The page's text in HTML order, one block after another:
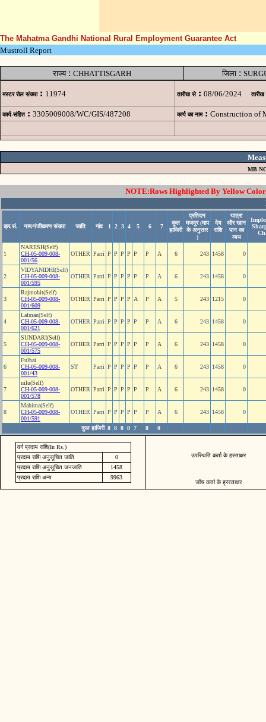
The Mahatma Gandhi National Rural Employment Guarantee Act
Mustroll Report
राज्य: CHHATTISGARH जिला:
मस्टर रोल संख्या : 11974 तारीख से : 08/06/2024 तारीख
कार्य-संहित : 3305009008/WC/GIS/487208 कार्य का नाम : Construction of
MB
NOTE:Rows Highlighted By Yellow
क्र.सं. नाम/पंजीकरण संख्या जाति गांव 1 2 3 4 5 6 7
कुल
हाजिरी
प्रतिदन
मजदूर (माप
के अनुसार
)
देय
राशि
यात्रा
और खान
पान का
व्यय
1
NARESH(Self)
CH-05-009-008-
001/56
OTHER Parri P P P P P P A 6 243 1458 0
2
VIDYANIDHI(Self)
CH-05-009-008-
001/595
OTHER Parri P P P P P P A 6 243 1458 0
3
Rajmohit(Self)
CH-05-009-008-
001/609
OTHER Parri P P P P A P A 5 243 1215 0
4
Lalman(Self)
CH-05-009-008-
001/621
OTHER Parri P P P P P P A 6 243 1458 0
5
SUNDARI(Self)
CH-05-009-008-
001/575
OTHER Parri P P P P P P A 6 243 1458 0
6
Fulbai
CH-05-009-008-
001/43
ST Parri P P P P P P A 6 243 1458 0
7
nilu(Self)
CH-05-009-008-
001/578
OTHER Parri P P P P P P A 6 243 1458 0
8
Mahima(Self)
CH-05-009-008-
001/591
OTHER Parri P P P P P P A 6 243 1458 0
कुल हाजिरी 8 8 8 8 7 8 0
वर्ग प्रदाय राशि(In Rs.)
प्रदाय राशि अनुसूचित जाति
0
प्रदाय राशि अनुसूचित जनजाति
1458
प्रदाय राशि अन्य
9963
उपस्थिति कर्ता के हस्ताक्षर
जॉच कर्ता के ह्रस्ताक्षर